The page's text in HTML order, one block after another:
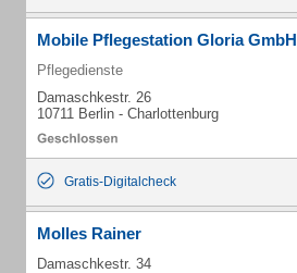
Mobile Pflegestation Gloria GmbH
Pflegedienste
Damaschkestr. 26
10711 Berlin - Charlottenburg
Gratis-Digitalcheck
Molles Rainer
Damaschkestr. 34